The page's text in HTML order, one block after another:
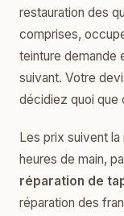
restauration des
comprises,
teinture demande
suivant. Votre
décidiez quoi que
Les prix suivent
heures de main,
réparation de
réparation des